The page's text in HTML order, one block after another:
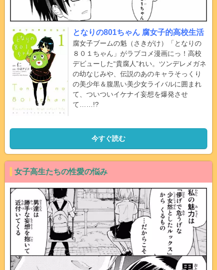
となりの801ちゃん 腐女子的高校生活
腐女子ブームの魁（さきがけ）「となりの
８０１ちゃん」がラブコメ漫画にっ！高校
デビューした“貴腐人”れい。ツンデレメガネ
の幼なじみや、伝説のあのキャラそっくり
の美少年＆腹黒い美少女ライバルに囲まれ
て、ついついイケナイ妄想を爆発させ
て……!?
今すぐ読む
女子高生たちの性愛の悩み